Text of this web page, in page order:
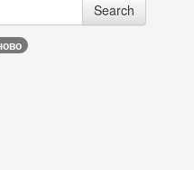
Search